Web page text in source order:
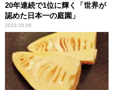
20年連続で1位に輝く「世界が
認めた日本一の庭園」
2023.05.05